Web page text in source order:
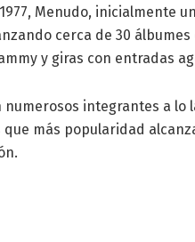
Menudo, inicialmente
cerca de 30
y giras con entradas
numerosos integrantes a lo
que más popularidad